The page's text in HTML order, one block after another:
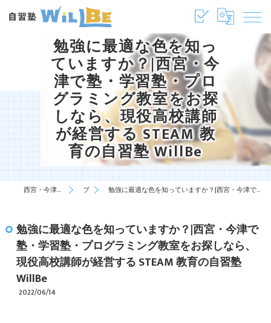
勉強に最適な色を知っ
ていますか？|西宮・今
津で塾・学習塾・プロ
グラミング教室をお探
しなら、現役高校講師
が経営する STEAM 教
育の自習塾 WillBe
西宮・今津の塾・学習塾は自習塾WillBe ブログ 勉強に最適な色を知っていますか？|西宮・今津で塾・学習塾・プログラミング教室をお探しなら、現役高校講師が経営する STEAM 教育の自習塾 WillBe
勉強に最適な色を知っていますか？|西宮・今津で
塾・学習塾・プログラミング教室をお探しなら、
現役高校講師が経営する STEAM 教育の自習塾
WillBe
2022/06/14